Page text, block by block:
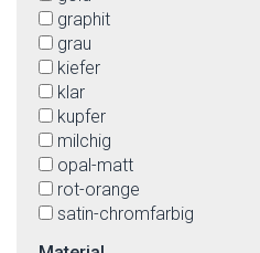
graphit
grau
kiefer
klar
kupfer
milchig
opal-matt
rot-orange
satin-chromfarbig